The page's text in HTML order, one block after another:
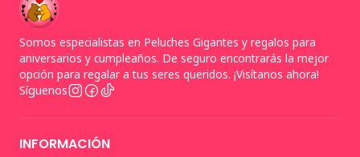
Somos especialistas en Peluches Gigantes y regalos para
aniversarios y cumpleaños. De seguro encontrarás la mejor
opción para regalar a tus seres queridos. ¡Visítanos ahora!
Síguenos
INFORMACIÓN